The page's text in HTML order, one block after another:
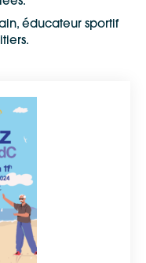
éducateur sportif